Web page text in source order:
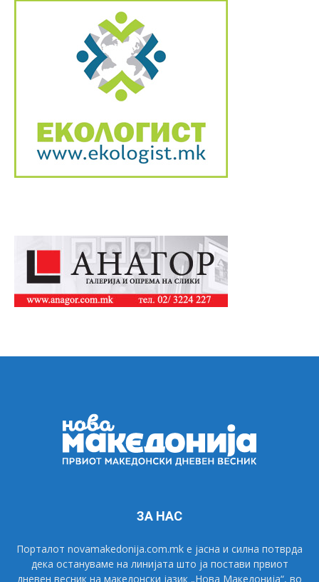
ЗА НАС
Порталот novamakedonija.com.mk е јасна и силна потврда
дека остануваме на линијата што ја постави првиот
дневен весник на македонски јазик „Нова Македонија“, во